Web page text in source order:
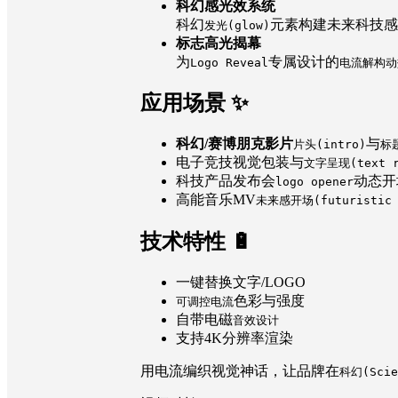
科幻感光效系统
科幻发光(glow) 元素构建未来科技
标志高光揭幕
为Logo Reveal 专属设计的电流解构
应用场景 ✨
科幻/赛博朋克影片片头(intro) 与
电子竞技视觉包装与文字呈现(text
科技产品发布会 logo opener动态
高能音乐MV未来感开场(futuristic
技术特性 🔋
一键替换文字/LOGO
可调控电流色彩与强度
自带电磁音效设计
支持4K分辨率渲染
用电流编织视觉神话，让品牌在科幻